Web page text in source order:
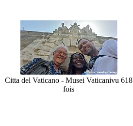
Citta del Vaticano - Musei Vaticanivu 618
fois